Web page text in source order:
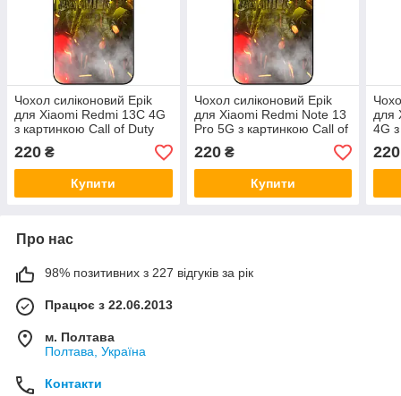
Чохол силіконовий Epik
для Xiaomi Redmi 13C 4G
з картинкою Call of Duty
220 ₴
Купити
Чохол силіконовий Epik
для Xiaomi Redmi Note 13
Pro 5G з картинкою Call of
220₴
Купити
для
4G
220
Про нас
98% позитивних з 227 відгуків за рік
Працює з 22.06.2013
м. Полтава
Полтава, Україна
Контакти